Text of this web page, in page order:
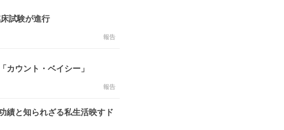
試験が進行
報告
カウント・ベイシー」
報告
績と知られざる私生活映すド